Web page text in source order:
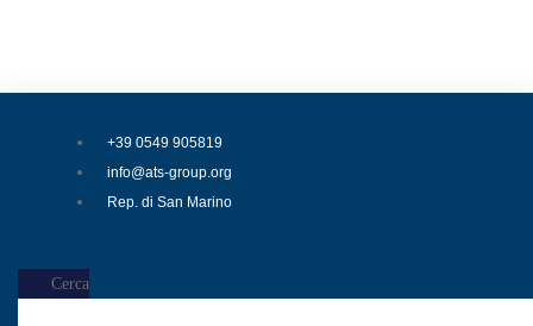
+39 0549 905819
info@ats-group.org
Rep. di San Marino
Cerca